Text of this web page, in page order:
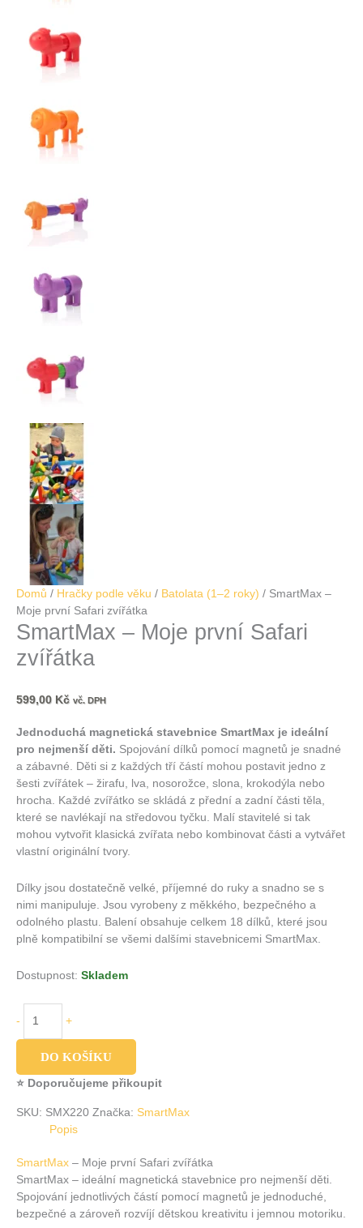
Domů / Hračky podle věku / Batolata (1–2 roky) / SmartMax –
Moje první Safari zvířátka
SmartMax – Moje první Safari
zvířátka
599,00 Kč vč. DPH
Jednoduchá magnetická stavebnice SmartMax je ideální
pro nejmenší děti. Spojování dílků pomocí magnetů je snadné
a zábavné. Děti si z každých tří částí mohou postavit jedno z
šesti zvířátek – žirafu, lva, nosorožce, slona, krokodýla nebo
hrocha. Každé zvířátko se skládá z přední a zadní části těla,
které se navlékají na středovou tyčku. Malí stavitelé si tak
mohou vytvořit klasická zvířata nebo kombinovat části a vytvářet
vlastní originální tvory.
Dílky jsou dostatečně velké, příjemné do ruky a snadno se s
nimi manipuluje. Jsou vyrobeny z měkkého, bezpečného a
odolného plastu. Balení obsahuje celkem 18 dílků, které jsou
plně kompatibilní se všemi dalšími stavebnicemi SmartMax.
Dostupnost: Skladem
- +
DO KOŠÍKU
⭐ Doporučujeme přikoupit
SKU: SMX220 Značka: SmartMax
Popis
SmartMax – Moje první Safari zvířátka
SmartMax – ideální magnetická stavebnice pro nejmenší děti.
Spojování jednotlivých částí pomocí magnetů je jednoduché,
bezpečné a zároveň rozvíjí dětskou kreativitu i jemnou motoriku.